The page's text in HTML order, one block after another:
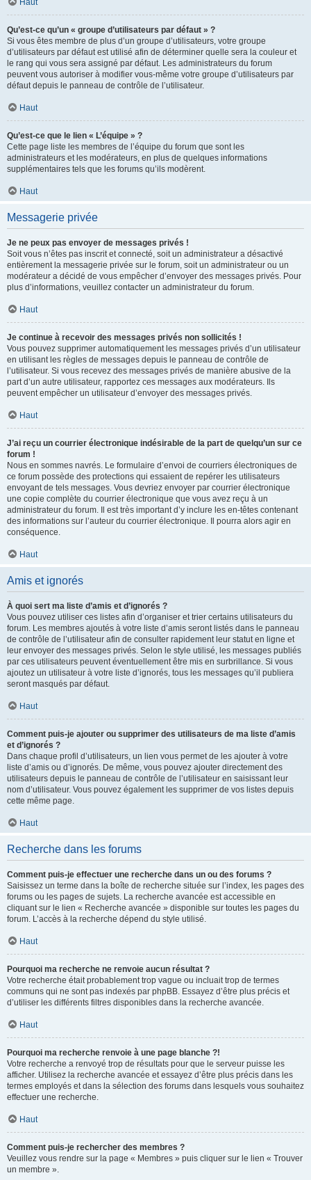
Haut
Qu’est-ce qu’un « groupe d’utilisateurs par défaut » ?
Si vous êtes membre de plus d’un groupe d’utilisateurs, votre groupe
d’utilisateurs par défaut est utilisé afin de déterminer quelle sera la couleur et
le rang qui vous sera assigné par défaut. Les administrateurs du forum
peuvent vous autoriser à modifier vous-même votre groupe d’utilisateurs par
défaut depuis le panneau de contrôle de l’utilisateur.
Haut
Qu’est-ce que le lien « L’équipe » ?
Cette page liste les membres de l’équipe du forum que sont les
administrateurs et les modérateurs, en plus de quelques informations
supplémentaires tels que les forums qu’ils modèrent.
Haut
Messagerie privée
Je ne peux pas envoyer de messages privés !
Soit vous n’êtes pas inscrit et connecté, soit un administrateur a désactivé
entièrement la messagerie privée sur le forum, soit un administrateur ou un
modérateur a décidé de vous empêcher d’envoyer des messages privés. Pour
plus d’informations, veuillez contacter un administrateur du forum.
Haut
Je continue à recevoir des messages privés non sollicités !
Vous pouvez supprimer automatiquement les messages privés d’un utilisateur
en utilisant les règles de messages depuis le panneau de contrôle de
l’utilisateur. Si vous recevez des messages privés de manière abusive de la
part d’un autre utilisateur, rapportez ces messages aux modérateurs. Ils
peuvent empêcher un utilisateur d’envoyer des messages privés.
Haut
J’ai reçu un courrier électronique indésirable de la part de quelqu’un sur ce
forum !
Nous en sommes navrés. Le formulaire d’envoi de courriers électroniques de
ce forum possède des protections qui essaient de repérer les utilisateurs
envoyant de tels messages. Vous devriez envoyer par courrier électronique
une copie complète du courrier électronique que vous avez reçu à un
administrateur du forum. Il est très important d’y inclure les en-têtes contenant
des informations sur l’auteur du courrier électronique. Il pourra alors agir en
conséquence.
Haut
Amis et ignorés
À quoi sert ma liste d’amis et d’ignorés ?
Vous pouvez utiliser ces listes afin d’organiser et trier certains utilisateurs du
forum. Les membres ajoutés à votre liste d’amis seront listés dans le panneau
de contrôle de l’utilisateur afin de consulter rapidement leur statut en ligne et
leur envoyer des messages privés. Selon le style utilisé, les messages publiés
par ces utilisateurs peuvent éventuellement être mis en surbrillance. Si vous
ajoutez un utilisateur à votre liste d’ignorés, tous les messages qu’il publiera
seront masqués par défaut.
Haut
Comment puis-je ajouter ou supprimer des utilisateurs de ma liste d’amis
et d’ignorés ?
Dans chaque profil d’utilisateurs, un lien vous permet de les ajouter à votre
liste d’amis ou d’ignorés. De même, vous pouvez ajouter directement des
utilisateurs depuis le panneau de contrôle de l’utilisateur en saisissant leur
nom d’utilisateur. Vous pouvez également les supprimer de vos listes depuis
cette même page.
Haut
Recherche dans les forums
Comment puis-je effectuer une recherche dans un ou des forums ?
Saisissez un terme dans la boîte de recherche située sur l’index, les pages des
forums ou les pages de sujets. La recherche avancée est accessible en
cliquant sur le lien « Recherche avancée » disponible sur toutes les pages du
forum. L’accès à la recherche dépend du style utilisé.
Haut
Pourquoi ma recherche ne renvoie aucun résultat ?
Votre recherche était probablement trop vague ou incluait trop de termes
communs qui ne sont pas indexés par phpBB. Essayez d’être plus précis et
d’utiliser les différents filtres disponibles dans la recherche avancée.
Haut
Pourquoi ma recherche renvoie à une page blanche ?!
Votre recherche a renvoyé trop de résultats pour que le serveur puisse les
afficher. Utilisez la recherche avancée et essayez d’être plus précis dans les
termes employés et dans la sélection des forums dans lesquels vous souhaitez
effectuer une recherche.
Haut
Comment puis-je rechercher des membres ?
Veuillez vous rendre sur la page « Membres » puis cliquer sur le lien « Trouver
un membre ».